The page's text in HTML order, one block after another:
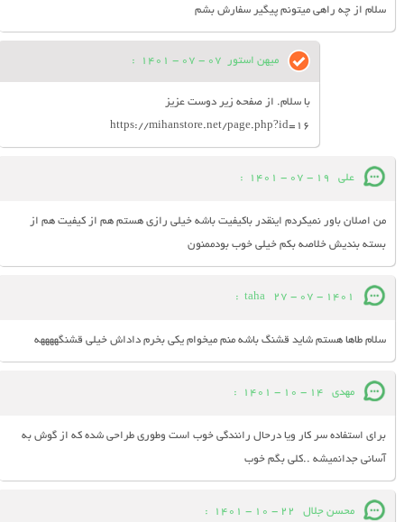
سلام از چه راهی میتونم پیگیر سفارش بشم
میهن استور 07 - 07 - 1401
:
با سلام. از صفحه زیر دوست عزیز
https://mihanstore.net/page.php?id=16
على 19 - 07 - 1401
:
من اصلان باور نميكردم اينقدر باكيفيت باشه خيلى رازى هستم هم از كيفيت هم از
بسته بنديش خلاصه بكم خيلى خوب بودممنون
taha 27 - 07 - 1401
:
سلام طاها هستم شاید قشنگ باشه منم میخوام یکی بخرم داداش خیلی قشنگههههه
مهدی 14 - 10 - 1401
:
برای استفاده سر کار ویا درحال رانندگی خوب است وطوری طراحی شده که از گوش به
آسانی جدانمیشه ..کلی بگم خوب
محسن جلال 22 - 10 - 1401
: